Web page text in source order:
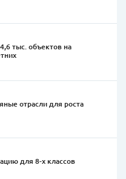
тыс. объектов на
отрасли для роста
для 8-х классов